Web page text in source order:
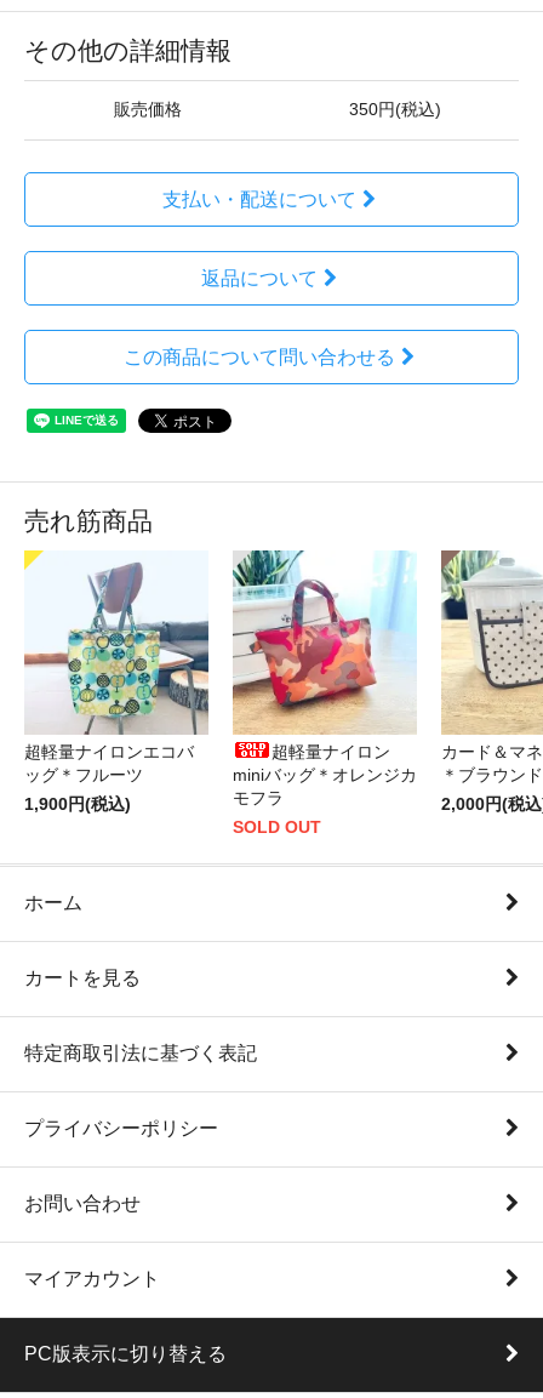
その他の詳細情報
販売価格 350円(税込)
支払い・配送について
返品について
この商品について問い合わせる
売れ筋商品
超軽量ナイロンエコバ
ッグ＊フルーツ
1,900円(税込)
超軽量ナイロン
miniバッグ＊オレンジカ
モフラ
SOLD OUT
カード＆マ
＊ブラウン
2,000円(税
ホーム
カートを見る
特定商取引法に基づく表記
プライバシーポリシー
お問い合わせ
マイアカウント
PC版表示に切り替える